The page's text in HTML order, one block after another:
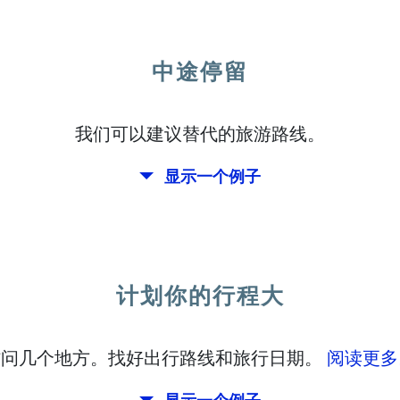
中途停留
我们可以建议替代的旅游路线。
显示一个例子
计划你的行程大
几个地方。找好出行路线和旅行日期。 阅读更多